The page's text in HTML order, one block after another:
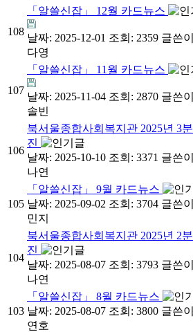
108
「알쓸신잡」 12월 카드뉴스
날짜: 2025-12-01 조회: 2359 글쓴
다영
107
「알쓸신잡」 11월 카드뉴스
날짜: 2025-11-04 조회: 2870 글쓴
솔빈
106
북서울종합사회복지관 2025년 3
진
날짜: 2025-10-10 조회: 3371 글쓴
나연
105
「알쓸신잡」 9월 카드뉴스
날짜: 2025-09-02 조회: 3704 글쓴
민지
104
북서울종합사회복지관 2025년 2
진
날짜: 2025-08-07 조회: 3793 글쓴
나연
103
「알쓸신잡」 8월 카드뉴스
날짜: 2025-08-07 조회: 3800 글쓴
연호